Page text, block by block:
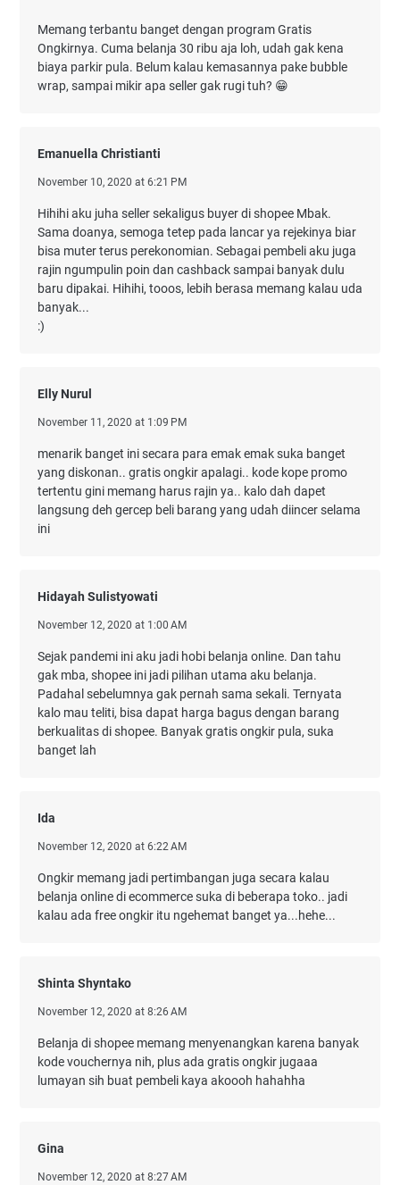
Memang terbantu banget dengan program Gratis
Ongkirnya. Cuma belanja 30 ribu aja loh, udah gak kena
biaya parkir pula. Belum kalau kemasannya pake bubble
wrap, sampai mikir apa seller gak rugi tuh? 😁
Emanuella Christianti
November 10, 2020 at 6:21 PM
Hihihi aku juha seller sekaligus buyer di shopee Mbak.
Sama doanya, semoga tetep pada lancar ya rejekinya biar
bisa muter terus perekonomian. Sebagai pembeli aku juga
rajin ngumpulin poin dan cashback sampai banyak dulu
baru dipakai. Hihihi, tooos, lebih berasa memang kalau uda
banyak...
:)
Elly Nurul
November 11, 2020 at 1:09 PM
menarik banget ini secara para emak emak suka banget
yang diskonan.. gratis ongkir apalagi.. kode kope promo
tertentu gini memang harus rajin ya.. kalo dah dapet
langsung deh gercep beli barang yang udah diincer selama
ini
Hidayah Sulistyowati
November 12, 2020 at 1:00 AM
Sejak pandemi ini aku jadi hobi belanja online. Dan tahu
gak mba, shopee ini jadi pilihan utama aku belanja.
Padahal sebelumnya gak pernah sama sekali. Ternyata
kalo mau teliti, bisa dapat harga bagus dengan barang
berkualitas di shopee. Banyak gratis ongkir pula, suka
banget lah
Ida
November 12, 2020 at 6:22 AM
Ongkir memang jadi pertimbangan juga secara kalau
belanja online di ecommerce suka di beberapa toko.. jadi
kalau ada free ongkir itu ngehemat banget ya...hehe...
Shinta Shyntako
November 12, 2020 at 8:26 AM
Belanja di shopee memang menyenangkan karena banyak
kode vouchernya nih, plus ada gratis ongkir jugaaa
lumayan sih buat pembeli kaya akoooh hahahha
Gina
November 12, 2020 at 8:27 AM